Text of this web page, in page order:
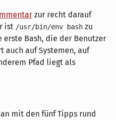
zur recht darauf
ist /usr/bin/env bash zu
Bash, die der Benutzer
auch auf Systemen, auf
Pfad liegt als
mit den fünf Tipps rund